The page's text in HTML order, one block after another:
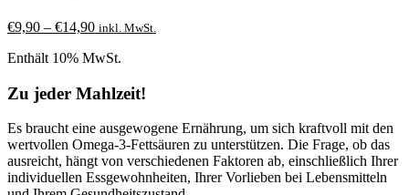
€9,90 – €14,90Preisspanne:
bis
inkl. MwSt.
Enthält 10% MwSt.
Zu jeder Mahlzeit!
Es braucht eine ausgewogene Ernährung, um sich kraftvoll mit den
wertvollen Omega-3-Fettsäuren zu unterstützen. Die Frage, ob das
ausreicht, hängt von verschiedenen Faktoren ab, einschließlich Ihrer
individuellen Essgewohnheiten, Ihrer Vorlieben bei Lebensmitteln